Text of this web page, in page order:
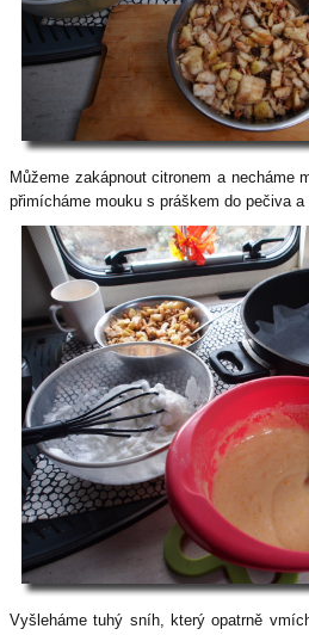
Můžeme zakápnout citronem a necháme
přimícháme mouku s práškem do pečiva
Vyšleháme tuhý sníh, který opatrně